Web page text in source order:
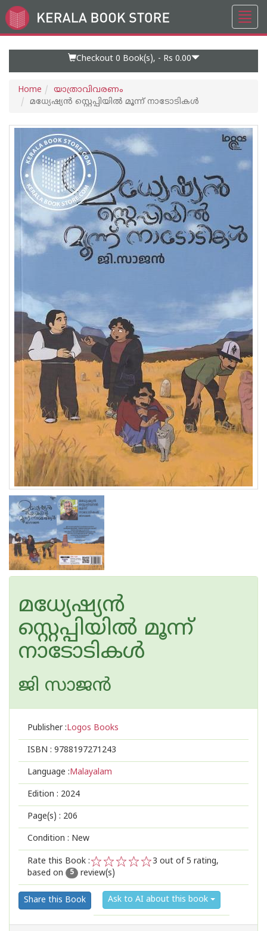
Go
to
Checkout 0 Book(s), - Rs 0.00
Home
യാത്രാവിവരണം
മധ്യേഷ്യൻ സ്റ്റെപ്പിയിൽ മൂന്ന് നാടോടികൾ
മധ്യേഷ്യൻ
സ്റ്റെപ്പിയിൽ മൂന്ന്
നാടോടികൾ
ജി സാജൻ
Publisher :Logos Books
ISBN : 9788197271243
Language :Malayalam
Edition : 2024
Page(s) : 206
Condition : New
Rate this Book :
2
1
3 out of 5 rating,
based on
5 review(s)
Share this Book Ask to AI about this book